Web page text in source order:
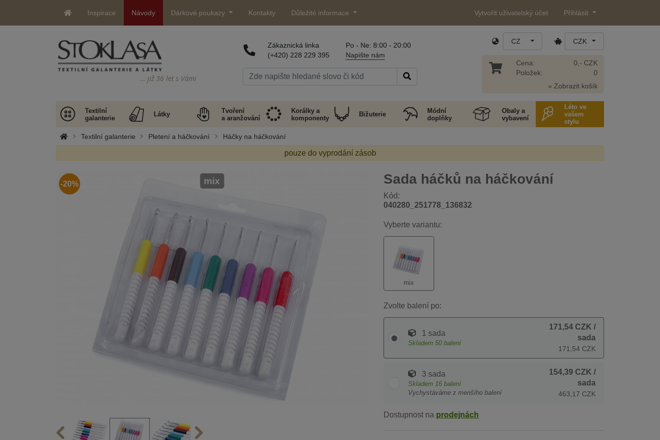
Inspirace Návody Dárkové poukazy Kontakty Důležité informace Vytvořit uživatelský účet Přihlásit
… již 36 let s Vámi
Zákaznická linka
(+420) 228 229 395
Po - Ne: 8:00 - 20:00
Napište nám
CZ CZK
Cena:
Položek:
0,- CZK
0
» Zobrazit košík
Textilní
galanterie
Látky
Tvoření
a aranžování
Korálky a
komponenty
Bižuterie
Módní
doplňky
Obaly a
vybavení
Léto ve
vašem
stylu
Textilní galanterie Pletení a háčkování Háčky na háčkování
pouze do vyprodání zásob
Sada háčků na háčkování
Kód:
040280_251778_136832
-20% mix
Vyberte variantu:
mix
Zvolte balení po:
1 sada
Skladem 50 balení
171,54 CZK /
sada
171,54 CZK
3 sada
Skladem 16 balení
Vychystáváme z menšího balení
154,39 CZK /
sada
463,17 CZK
Dostupnost na prodejnách